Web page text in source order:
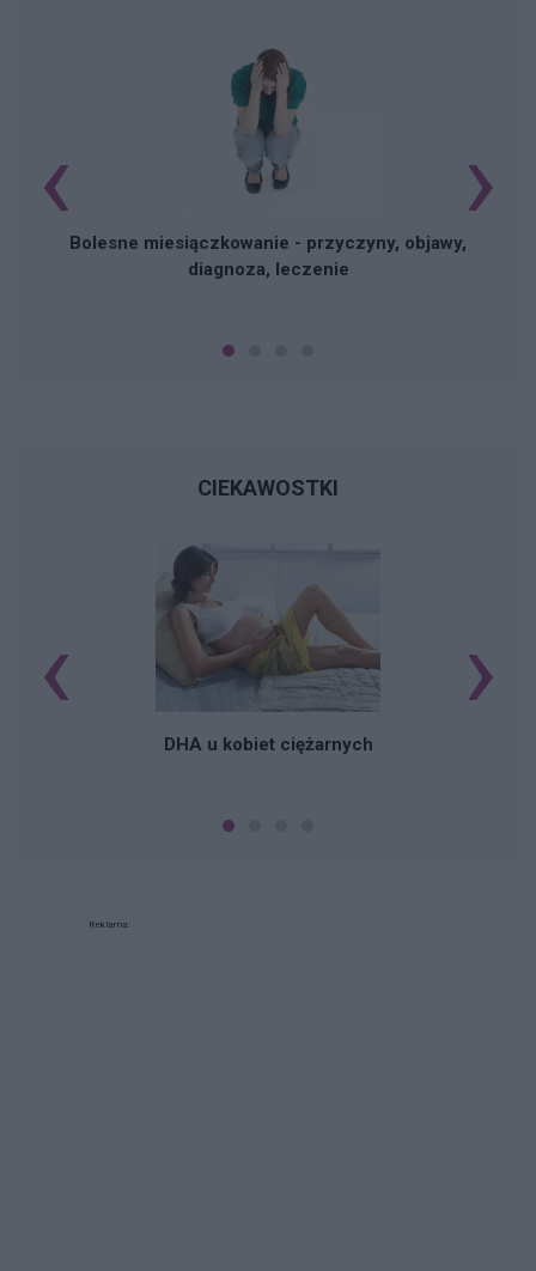
Bolesne miesiączkowanie - przyczyny, objawy,
diagnoza, leczenie
‹ ›
CIEKAWOSTKI
DHA u kobiet ciężarnych
‹ ›
Reklama: